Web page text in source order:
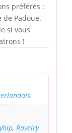
préférés :
de Padoue.
si vous
!
, Ravelry